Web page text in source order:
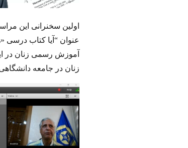
اولین سخنرانی این
عنوان “ آیا کتاب درسی «
زنان در جامعه